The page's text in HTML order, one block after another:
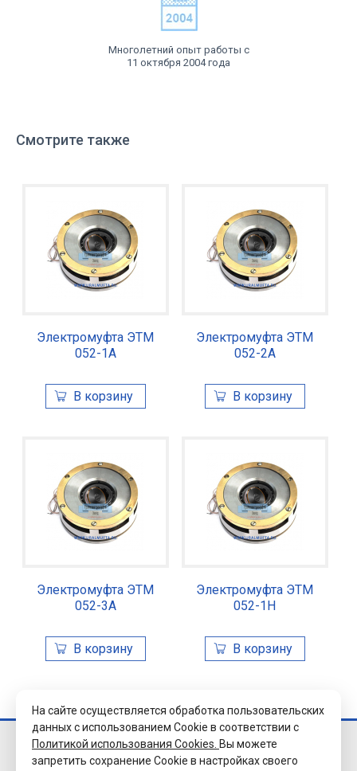
Многолетний опыт работы с
11 октября 2004 года
Смотрите также
Электромуфта ЭТМ
052-1А
Электромуфта ЭТМ
052-2А
Электромуфта ЭТМ
052-3А
Электромуфта ЭТМ
052-1Н
© 2026 Завод
«Уралэлектромуфта»
На сайте осуществляется обработка пользовательских
данных с использованием Cookie в соответствии с
Политикой использования Cookies. Вы можете
запретить сохранение Cookie в настройках своего